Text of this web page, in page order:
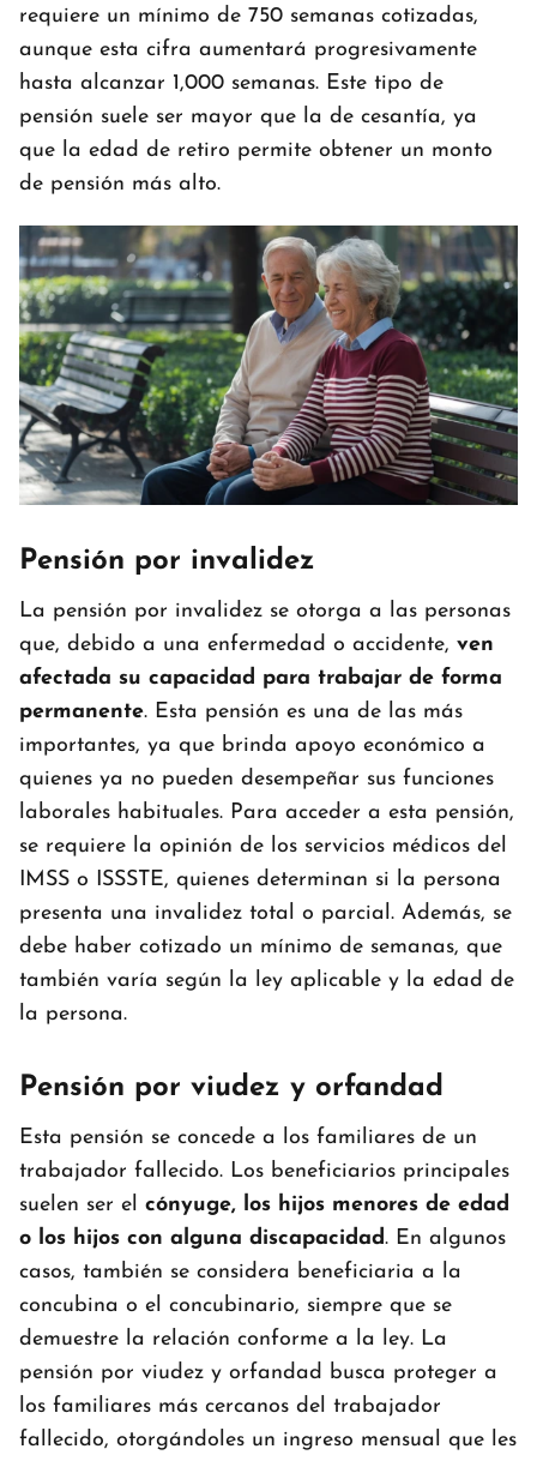
requiere un mínimo de 750 semanas cotizadas,
aunque esta cifra aumentará progresivamente
hasta alcanzar 1,000 semanas. Este tipo de
pensión suele ser mayor que la de cesantía, ya
que la edad de retiro permite obtener un monto
de pensión más alto.
Pensión por invalidez
La pensión por invalidez se otorga a las personas
que, debido a una enfermedad o accidente, ven
afectada su capacidad para trabajar de forma
permanente. Esta pensión es una de las más
importantes, ya que brinda apoyo económico a
quienes ya no pueden desempeñar sus funciones
laborales habituales. Para acceder a esta pensión,
se requiere la opinión de los servicios médicos del
IMSS o ISSSTE, quienes determinan si la persona
presenta una invalidez total o parcial. Además, se
debe haber cotizado un mínimo de semanas, que
también varía según la ley aplicable y la edad de
la persona.
Pensión por viudez y orfandad
Esta pensión se concede a los familiares de un
trabajador fallecido. Los beneficiarios principales
suelen ser el cónyuge, los hijos menores de edad
o los hijos con alguna discapacidad. En algunos
casos, también se considera beneficiaria a la
concubina o el concubinario, siempre que se
demuestre la relación conforme a la ley. La
pensión por viudez y orfandad busca proteger a
los familiares más cercanos del trabajador
fallecido, otorgándoles un ingreso mensual que les